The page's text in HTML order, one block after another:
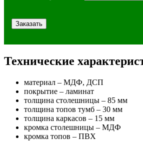
Технические
материал – МДФ, ДСП
покрытие – ламинат
толщина столешницы – 85 мм
толщина топов тумб – 30 мм
толщина каркасов – 15 мм
кромка столешницы – МДФ
кромка топов – ПВХ